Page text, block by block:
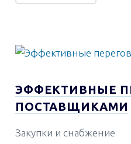
ЭФФЕКТИВНЫЕ
ПОСТАВЩИКАМИ
Закупки и снабжение